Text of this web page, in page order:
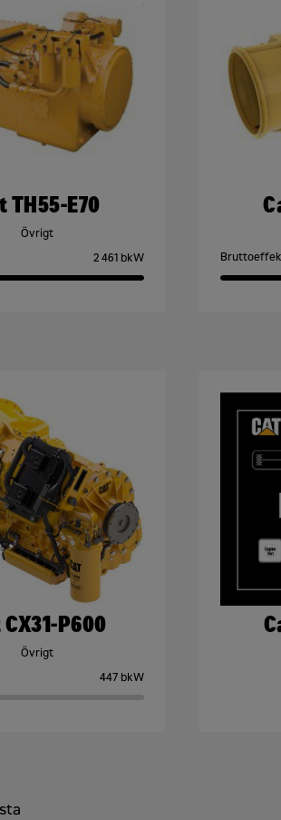
TH55-E70
Övrigt
2 461 bkW
P600
Övrigt
447 bkW